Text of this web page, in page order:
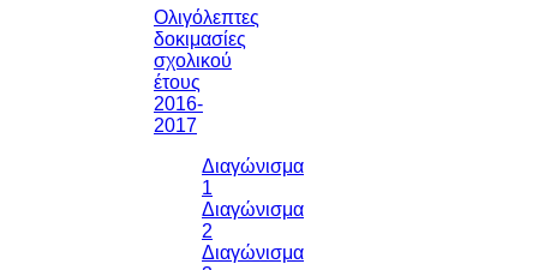
Ολιγόλεπτες
δοκιμασίες
σχολικού
έτους
2016-
2017
Διαγώνισμα
1
Διαγώνισμα
2
Διαγώνισμα